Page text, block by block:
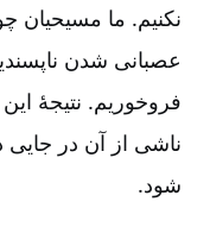
نکنیم‌. ما مسیحیان
عصبانی شدن
فروخوریم‌. نتیجۀ
ناشی از آن در
شود.